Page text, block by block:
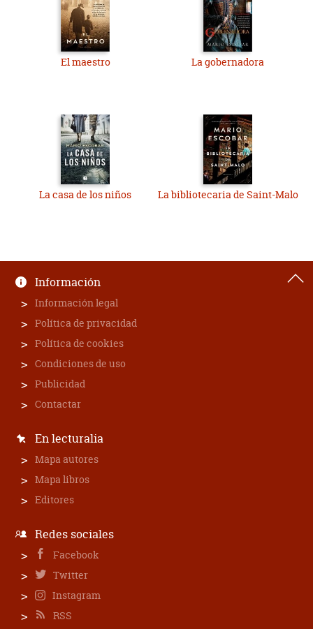
El maestro La gobernadora
La casa de los niños La bibliotecaria de Saint-Malo
Información
Información legal
Política de privacidad
Política de cookies
Condiciones de uso
Publicidad
Contactar
En lecturalia
Mapa autores
Mapa libros
Editores
Redes sociales
Facebook
Twitter
Instagram
RSS